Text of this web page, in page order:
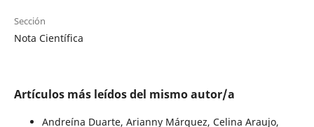
Sección
Nota Científica
Artículos más leídos del mismo autor/a
Andreína Duarte, Arianny Márquez, Celina Araujo,